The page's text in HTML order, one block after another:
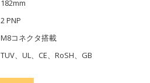
182mm
2 PNP
M8コネクタ搭載
TUV、UL、CE、RoSH、GB